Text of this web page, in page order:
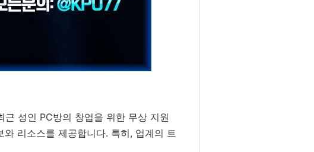
성인 PC방의 창업을 위한 무상 지원
리소스를 제공합니다. 특히, 업계의 트